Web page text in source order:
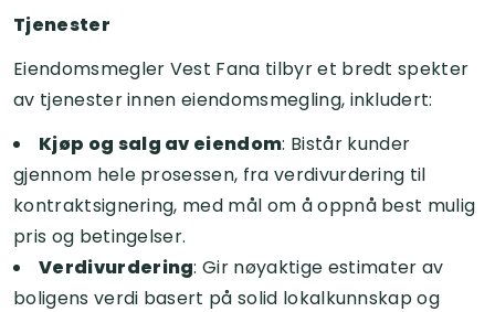
Tjenester
Eiendomsmegler Vest Fana tilbyr et bredt spekter
av tjenester innen eiendomsmegling, inkludert:
Kjøp og salg av eiendom: Bistår kunder
gjennom hele prosessen, fra verdivurdering til
kontraktsignering, med mål om å oppnå best mulig
pris og betingelser.
Verdivurdering: Gir nøyaktige estimater av
boligens verdi basert på solid lokalkunnskap og